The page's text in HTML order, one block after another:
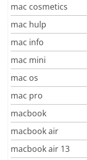
mac cosmetics
mac hulp
mac info
mac mini
mac os
mac pro
macbook
macbook air
macbook air 13